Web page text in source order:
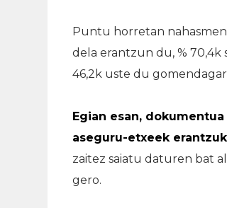
Puntu horretan
dela erantzun du, % 70,4k
46,2k uste du
Egian esan,
aseguru-etxeek
zaitez saiatu daturen bat
gero.